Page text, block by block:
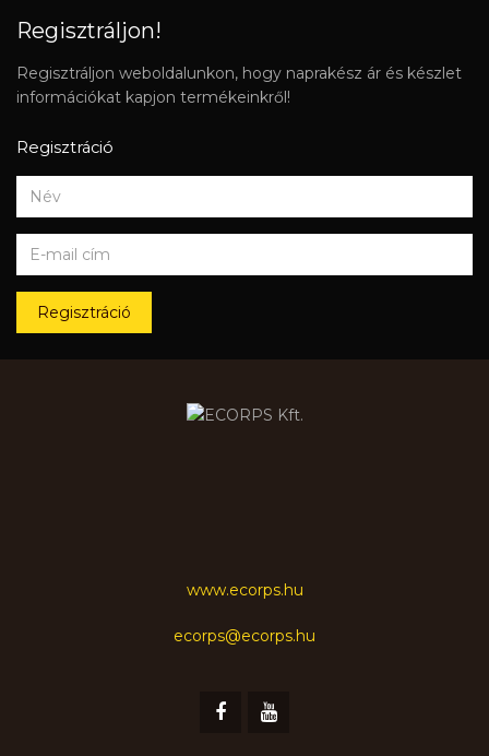
Regisztráljon!
Regisztráljon weboldalunkon, hogy naprakész ár és készlet
információkat kapjon termékeinkről!
Regisztráció
Regisztráció
www.ecorps.hu
ecorps@ecorps.hu